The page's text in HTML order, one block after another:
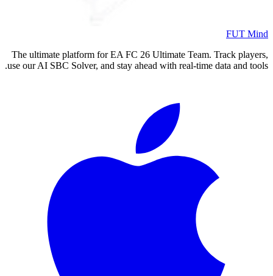
FUT Mind
The ultimate platform for EA FC 26 Ultimate Team. Track players,
use our AI SBC Solver, and stay ahead with real-time data and tools.